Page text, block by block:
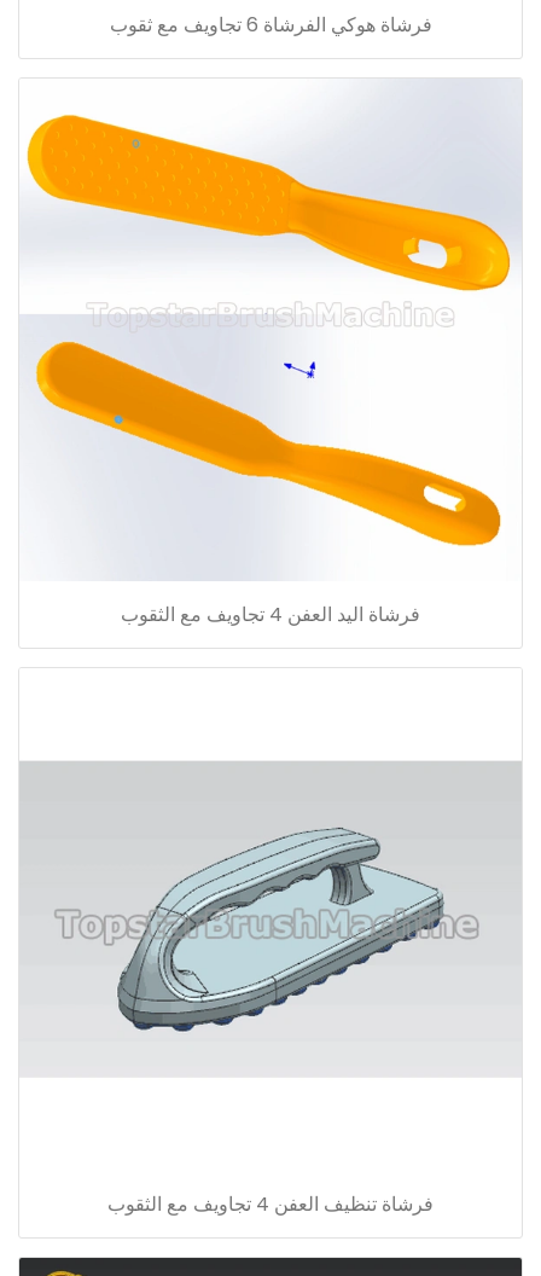
فرشاة هوكي الفرشاة 6 تجاويف مع ثقوب
فرشاة اليد العفن 4 تجاويف مع الثقوب
فرشاة تنظيف العفن 4 تجاويف مع الثقوب